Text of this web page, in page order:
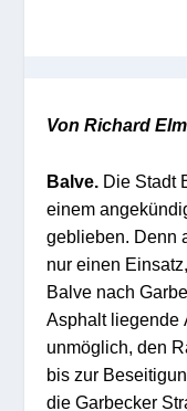
Von Richard
Balve. Die Stadt
einem
geblieben. Denn
nur einen
Balve nach
Asphalt liegende
unmöglich, den
bis zur
die Garbecker